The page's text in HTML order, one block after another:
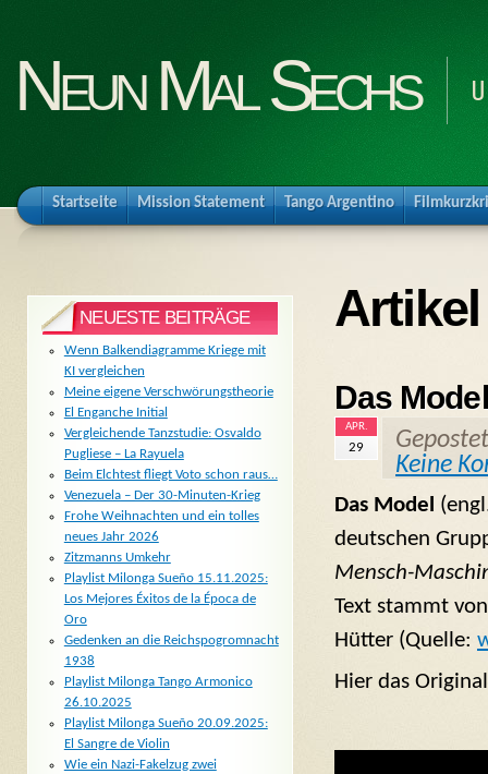
Neun Mal Sechs
Startseite Mission Statement Tango Argentino
Das Model
APR.
29
Keine
Das Model
deutschen
Mensch-
Text stammt
Hütter (Quelle:
Hier das
NEUESTE BEITRÄGE
Wenn Balkendiagramme Kriege mit
KI vergleichen
Meine eigene Verschwörungstheorie
El Enganche Initial
Vergleichende Tanzstudie: Osvaldo
Pugliese – La Rayuela
Beim Elchtest fliegt Voto schon raus…
Venezuela – Der 30-Minuten-Krieg
Frohe Weihnachten und ein tolles
neues Jahr 2026
Zitzmanns Umkehr
Playlist Milonga Sueño 15.11.2025:
Los Mejores Éxitos de la Época de
Oro
Gedenken an die Reichspogromnacht
1938
Playlist Milonga Tango Armonico
26.10.2025
Playlist Milonga Sueño 20.09.2025:
El Sangre de Violin
Wie ein Nazi-Fakelzug zwei